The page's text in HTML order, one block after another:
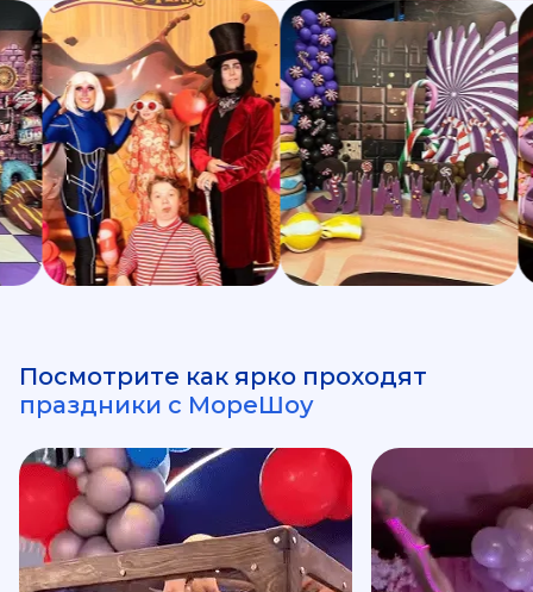
Посмотрите как ярко проходят
праздники с МореШоу